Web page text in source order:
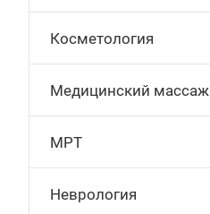
Косметология
Медицинский массаж
МРТ
Неврология